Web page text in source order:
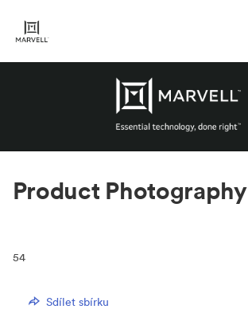
Product Photography
54
Sdílet sbírku